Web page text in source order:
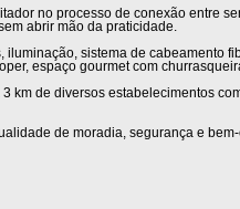
no processo de conexão entre
abrir mão da praticidade.
sistema de cabeamento
espaço gourmet com
km de diversos estabelecimentos
de moradia, segurança e